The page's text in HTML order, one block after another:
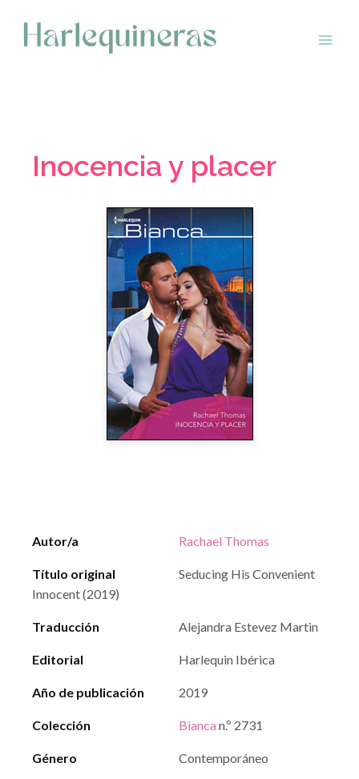
contenido
Inocencia y placer
Autor/a Rachael Thomas
Título original
Seducing His Convenient
Innocent (2019)
Traducción Alejandra Estevez Martin
Editorial Harlequin Ibérica
Año de publicación 2019
Colección Bianca n.º 2731
Género Contemporáneo